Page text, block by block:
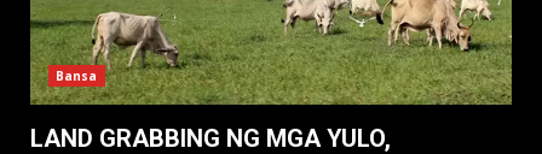
Bansa
LAND GRABBING NG MGA YULO,